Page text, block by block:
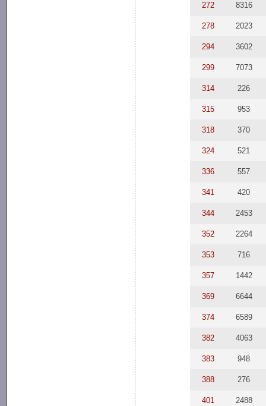
272 8316
278 2023
294 3602
299 7073
314 226
315 953
318 370
324 521
336 557
341 420
344 2453
352 2264
353 716
357 1442
369 6644
374 6589
382 4063
383 948
388 276
401 2488